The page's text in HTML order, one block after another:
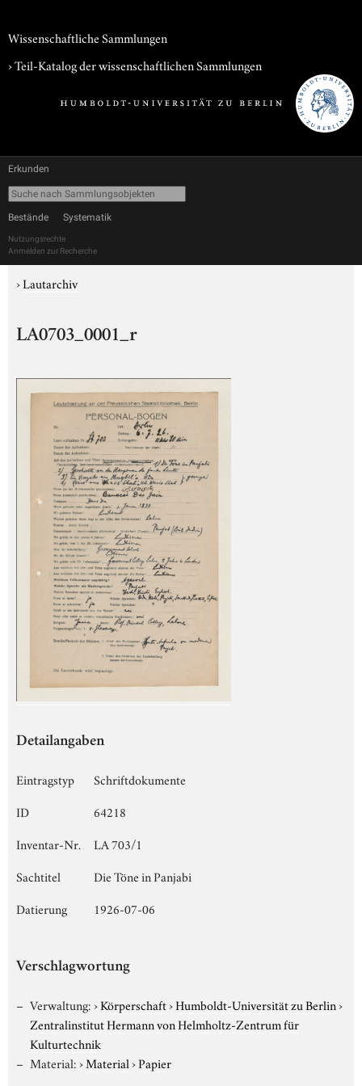
Wissenschaftliche Sammlungen
› Teil-Katalog der wissenschaftlichen Sammlungen
Erkunden
Bestände Systematik
Nutzungsrechte
Anmelden zur Recherche
›Lautarchiv
LA0703_0001_r
Detailangaben
Eintragstyp
Schriftdokumente
ID
64218
Inventar-Nr.
LA 703/1
Sachtitel
Die Töne in Panjabi
Datierung
1926-07-06
Verschlagwortung
Verwaltung:›Körperschaft›Humboldt-Universität zu Berlin›
Zentralinstitut Hermann von Helmholtz-Zentrum für
Kulturtechnik
Material:›Material›Papier